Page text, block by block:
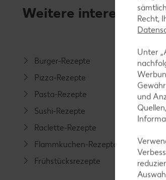
Weitere interessante
Burger-Rezepte
Pizza-Rezepte
Pasta-Rezepte
Sushi-Rezepte
Raclette-Rezepte
Flammkuchen-Rezepte
Frühstücksrezepte
Recht,
Unter
und